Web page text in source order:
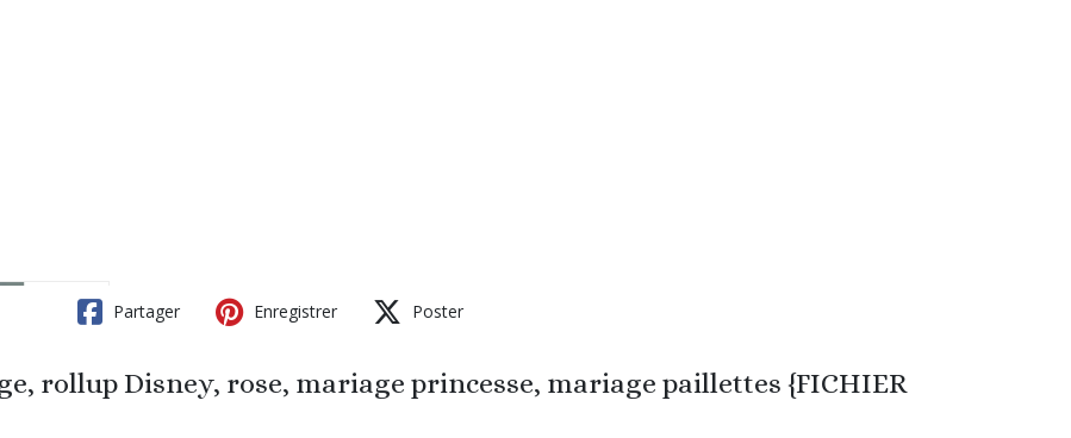
Partager Enregistrer Poster
rollup Disney, rose, mariage princesse, mariage paillettes {FICHIER